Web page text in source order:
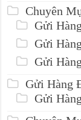
Chuyên
Gửi
Gửi
Gửi
Gửi Hàng
Gửi